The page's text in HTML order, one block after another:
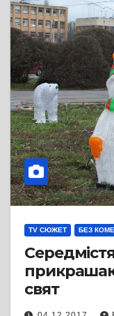
TV СЮЖЕТ БЕЗ
свят